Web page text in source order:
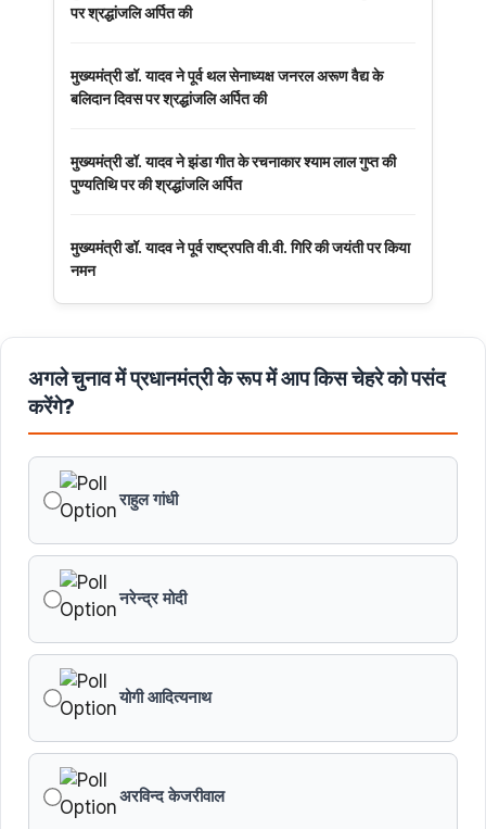
पर श्रद्धांजलि अर्पित की
मुख्यमंत्री डॉ. यादव ने पूर्व थल सेनाध्यक्ष जनरल अरूण वैद्य के
बलिदान दिवस पर श्रद्धांजलि अर्पित की
मुख्यमंत्री डॉ. यादव ने झंडा गीत के रचनाकार श्याम लाल गुप्त की
पुण्यतिथि पर की श्रद्धांजलि अर्पित
मुख्यमंत्री डॉ. यादव ने पूर्व राष्ट्रपति वी.वी. गिरि की जयंती पर किया
नमन
अगले चुनाव में प्रधानमंत्री के रूप में आप किस चेहरे को पसंद
करेंगे?
राहुल गांधी
नरेन्द्र मोदी
योगी आदित्यनाथ
अरविन्द केजरीवाल